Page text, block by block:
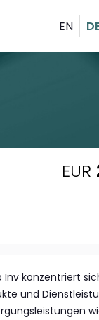
EN
EUR
Inv konzentriert
und